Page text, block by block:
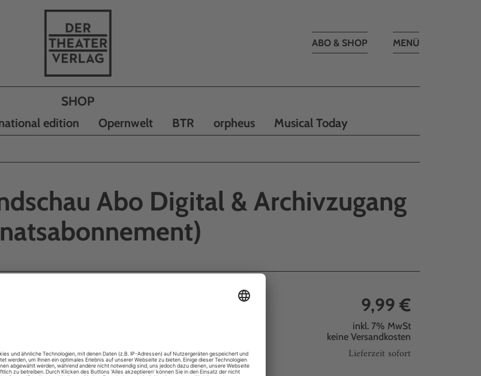
Toggle
MENÜ
ABO & SHOP
edition Opernwelt BTR orpheus Musical Today
Abo Digital & Archivzugang
unterwegs sind.
Sie Zugang:
der BTR
aktuellen Ausgabe
9,99 €
inkl. 7% MwSt
keine Versandkosten
Lieferzeit sofort